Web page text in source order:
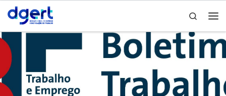
Skip to content
Search